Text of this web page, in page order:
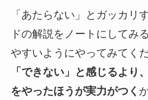
「あたらない」とガッカリ
ドの解説をノートにしてみ
やすいようにやってみてくだ
「できない」と感じるより
をやったほうが実力がつく